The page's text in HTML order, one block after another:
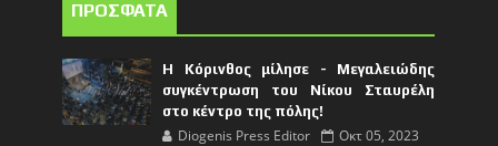
ΠΡΟΣΦΑΤΑ
Η Κόρινθος μίλησε - Μεγαλειώδης
συγκέντρωση του Νίκου Σταυρέλη
στο κέντρο της πόλης!
Diogenis Press Editor Οκτ 05, 2023